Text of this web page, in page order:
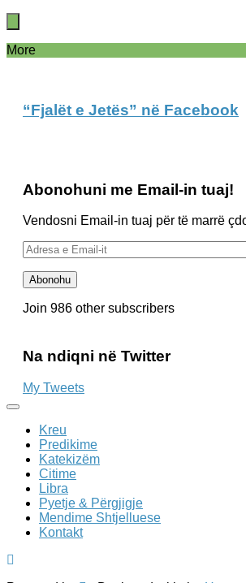
More
“Fjalët e Jetës” në Facebook
Abonohuni me Email-in tuaj!
Vendosni Email-in tuaj për të marrë
Adresa
e
Email-
it
Abonohu
Join 986 other subscribers
Na ndiqni në Twitter
My Tweets
Kreu
Predikime
Katekizëm
Citime
Libra
Pyetje & Përgjigje
Mendime Shtjelluese
Kontakt